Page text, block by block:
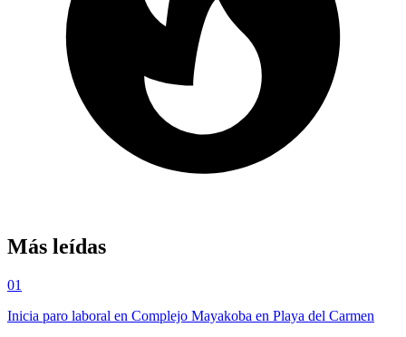
Más leídas
01
Inicia paro laboral en Complejo Mayakoba en Playa del Carmen